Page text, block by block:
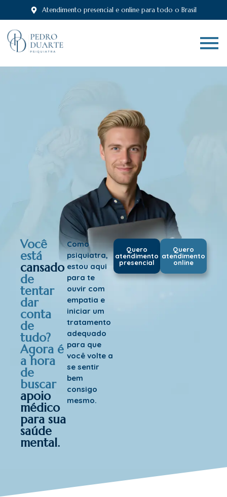
Atendimento presencial e online para todo o Brasil
Você
está
cansado
de
tentar
dar
conta
de
tudo?
Agora é
a hora
de
buscar
apoio
médico
para sua
saúde
mental.
Como
psiquiatra,
estou aqui
para te
ouvir com
empatia e
iniciar um
tratamento
adequado
para que
você volte a
se sentir
bem
consigo
mesmo.
Quero
atendimento
presencial
Quero
atendimento
online